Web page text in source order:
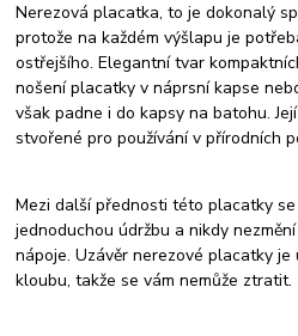
Nerezová placatka, to je dokonalý
protože na každém výšlapu je
ostřejšího. Elegantní tvar
nošení placatky v náprsní kapse
však padne i do kapsy na batohu.
stvořené pro používání v přírodních
Mezi další přednosti této placatky
jednoduchou údržbu a nikdy
nápoje. Uzávěr nerezové placatky je
kloubu, takže se vám nemůže ztratit.